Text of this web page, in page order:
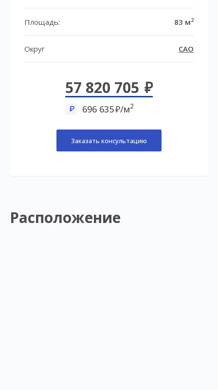
Площадь: 83 м2
Округ САО
57 820 705
696 635 /м2
Заказать консультацию
Расположение